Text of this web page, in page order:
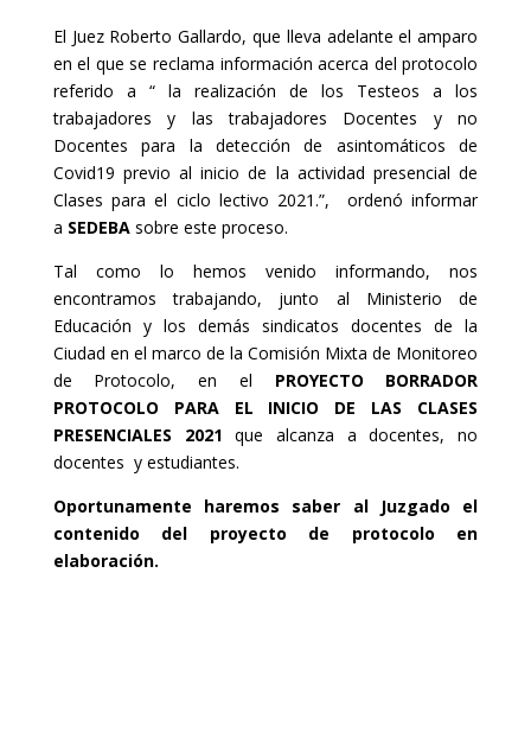
El Juez Roberto Gallardo, que lleva adelante el amparo
en el que se reclama información acerca del protocolo
referido a “ la realización de los Testeos a los
trabajadores y las trabajadores Docentes y no
Docentes para la detección de asintomáticos de
Covid19 previo al inicio de la actividad presencial de
Clases para el ciclo lectivo 2021.”, ordenó informar
a SEDEBAsobre este proceso.
Tal como lo hemos venido informando, nos
encontramos trabajando, junto al Ministerio de
Educación y los demás sindicatos docentes de la
Ciudad en el marco de la Comisión Mixta de Monitoreo
de Protocolo, en el PROYECTO BORRADOR
PROTOCOLO PARA EL INICIO DE LAS CLASES
PRESENCIALES 2021que alcanza a docentes, no
docentes y estudiantes.
Oportunamente haremos saber al Juzgado el
contenido del proyecto de protocolo en
elaboración.